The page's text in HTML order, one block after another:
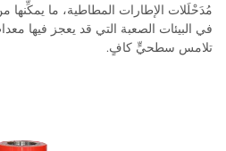
مُدَحْلَلات الإطارات المطاطية، ما يمكِّنها
في البيئات الصعبة التي قد يعجز فيها
تلامس سطحيٍّ كافٍ.